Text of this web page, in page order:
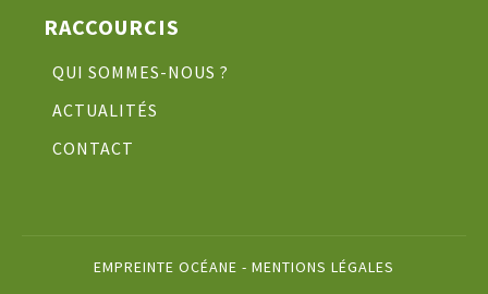
RACCOURCIS
QUI SOMMES-NOUS ?
ACTUALITÉS
CONTACT
EMPREINTE OCÉANE - MENTIONS LÉGALES